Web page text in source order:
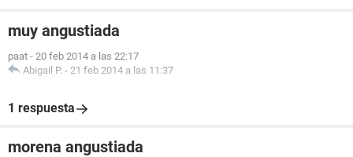
muy angustiada
paat - 20 feb 2014 a las 22:17
Abigail P. - 21 feb 2014 a las 11:37
1 respuesta
morena angustiada